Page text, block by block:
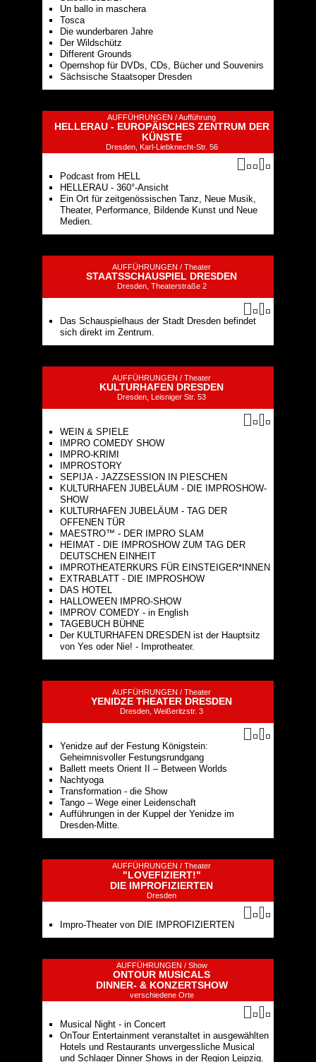
Un ballo in maschera
Tosca
Die wunderbaren Jahre
Der Wildschütz
Different Grounds
Opernshop für DVDs, CDs, Bücher und Souvenirs
Sächsische Staatsoper Dresden
AUFFÜHRUNGEN /Aufführung
HELLERAU - EUROPÄISCHES ZENTRUM DER
KÜNSTE
Dresden, Karl-Liebknecht-Str. 56
Podcast from HELL
HELLERAU - 360°-Ansicht
Ein Ort für zeitgenössischen Tanz, Neue Musik,
Theater, Performance, Bildende Kunst und Neue
Medien.
AUFFÜHRUNGEN / Theater
STAATSSCHAUSPIEL DRESDEN
Dresden, Theaterstraße 2
Das Schauspielhaus der Stadt Dresden befindet
sich direkt im Zentrum.
AUFFÜHRUNGEN / Theater
KULTURHAFEN DRESDEN
Dresden, Leisniger Str. 53
WEIN & SPIELE
IMPRO COMEDY SHOW
IMPRO-KRIMI
IMPROSTORY
SEPIJA - JAZZSESSION IN PIESCHEN
KULTURHAFEN JUBELÄUM - DIE IMPROSHOW-
SHOW
KULTURHAFEN JUBELÄUM - TAG DER
OFFENEN TÜR
MAESTRO™ - DER IMPRO SLAM
HEIMAT - DIE IMPROSHOW ZUM TAG DER
DEUTSCHEN EINHEIT
IMPROTHEATERKURS FÜR EINSTEIGER*INNEN
EXTRABLATT - DIE IMPROSHOW
DAS HOTEL
HALLOWEEN IMPRO-SHOW
IMPROV COMEDY - in English
TAGEBUCH BÜHNE
Der KULTURHAFEN DRESDEN ist der Hauptsitz
von Yes oder Nie! - Improtheater.
AUFFÜHRUNGEN / Theater
YENIDZE THEATER DRESDEN
Dresden, Weißeritzstr. 3
Yenidze auf der Festung Königstein:
Geheimnisvoller Festungsrundgang
Ballett meets Orient II – Between Worlds
Nachtyoga
Transformation - die Show
Tango – Wege einer Leidenschaft
Aufführungen in der Kuppel der Yenidze im
Dresden-Mitte.
AUFFÜHRUNGEN / Theater
"LOVEFIZIERT!"
DIE IMPROFIZIERTEN
Dresden
Impro-Theater von DIE IMPROFIZIERTEN
AUFFÜHRUNGEN / Show
ONTOUR MUSICALS
DINNER- & KONZERTSHOW
verschiedene Orte
Musical Night - in Concert
OnTour Entertainment veranstaltet in ausgewählten
Hotels und Restaurants unvergessliche Musical
und Schlager Dinner Shows in der Region Leipzig.